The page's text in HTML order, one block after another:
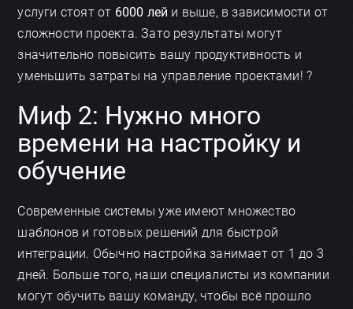
услуги стоят от 6000 лей и выше, в зависимости от
сложности проекта. Зато результаты могут
значительно повысить вашу продуктивность и
уменьшить затраты на управление проектами! ?
Миф 2: Нужно много
времени на настройку и
обучение
Современные системы уже имеют множество
шаблонов и готовых решений для быстрой
интеграции. Обычно настройка занимает от 1 до 3
дней. Больше того, наши специалисты из компании
могут обучить вашу команду, чтобы всё прошло